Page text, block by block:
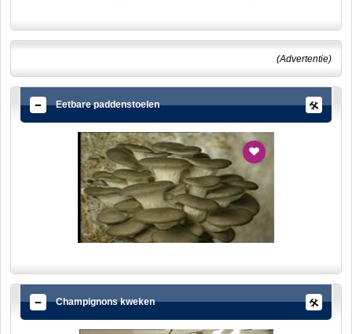
(Advertentie)
Eetbare paddenstoelen
Champignons kweken